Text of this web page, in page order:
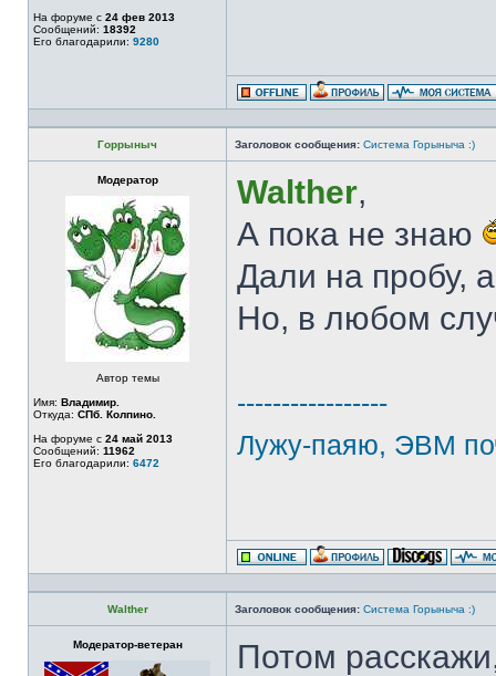
На форуме с 24 фев 2013
Сообщений: 18392
Его благодарили: 9280
Горрыныч Заголовок сообщения: Система Горыныча :)
Модератор
Автор темы
Имя: Владимир.
Откуда: СПб. Колпино.
На форуме с 24 май 2013
Сообщений: 11962
Его благодарили: 6472
Walther,
А пока не знаю
Дали на пробу,
Но, в любом
-----------------
Лужу-паяю, ЭВМ
Walther Заголовок сообщения: Система Горыныча :)
Модератор-ветеран Потом